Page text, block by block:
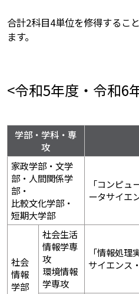
合計2科目4単位を修得するこ
ます。
<令和5年度・令和6
学部・学科・専
攻
家政学部・文学
部・人間関係学
部・
比較文化学部・
短期大学部
「コンピ
ータサイエ
社会
情報
学部
社会生活
情報学専
攻
環境情報
学専攻
「情報処
サイエンス